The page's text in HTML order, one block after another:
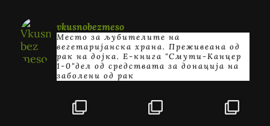
vkusnobezmeso
Место за љубителите на
вегетаријанска храна. Преживеана од
рак на дојка. E-книга "Смути-Канцер
1-0"дел од средствата за донација на
заболени од рак